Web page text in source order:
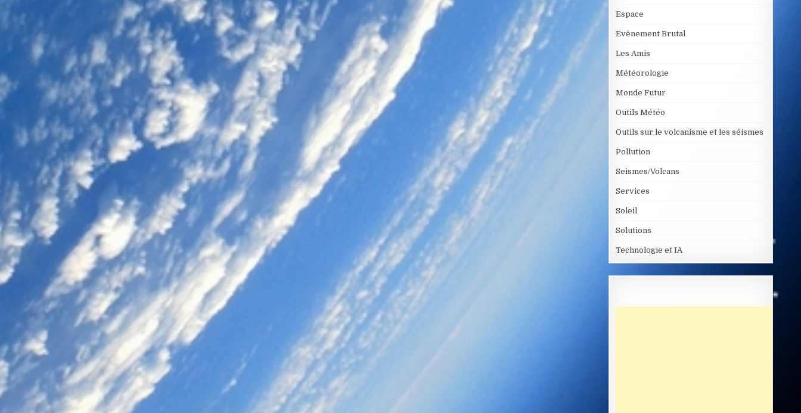
Espace
Evènement Brutal
Les Amis
Météorologie
Monde Futur
Outils Météo
Outils sur le volcanisme et les séismes
Pollution
Seismes/Volcans
Services
Soleil
Solutions
Technologie et IA